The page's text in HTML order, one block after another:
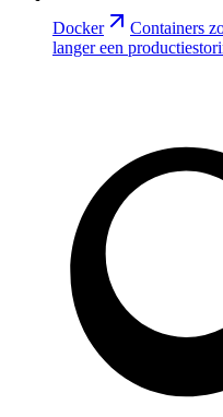
Docker
Containers
langer een